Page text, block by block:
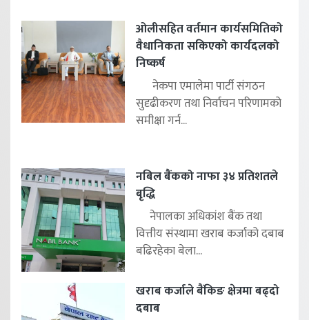
ओलीसहित वर्तमान कार्यसमितिको
वैधानिकता सकिएको कार्यदलको
निष्कर्ष
नेकपा एमालेमा पार्टी संगठन
सुदृढीकरण तथा निर्वाचन परिणामको
समीक्षा गर्न...
नबिल बैंकको नाफा ३४ प्रतिशतले
बृद्धि
नेपालका अधिकांश बैंक तथा
वित्तीय संस्थामा खराब कर्जाको दबाब
बढिरहेका बेला...
खराब कर्जाले बैंकिङ क्षेत्रमा बढ्दो
दबाब